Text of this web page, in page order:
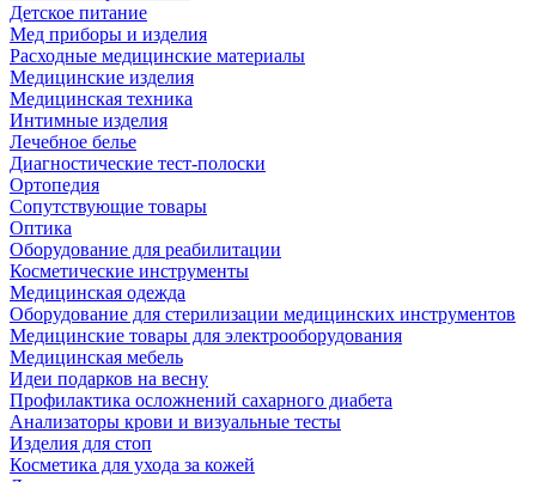
Детское питание
Мед приборы и изделия
Расходные медицинские материалы
Медицинские изделия
Медицинская техника
Интимные изделия
Лечебное белье
Диагностические тест-полоски
Ортопедия
Сопутствующие товары
Оптика
Оборудование для реабилитации
Косметические инструменты
Медицинская одежда
Оборудование для стерилизации медицинских инструментов
Медицинские товары для электрооборудования
Медицинская мебель
Идеи подарков на весну
Профилактика осложнений сахарного диабета
Анализаторы крови и визуальные тесты
Изделия для стоп
Косметика для ухода за кожей